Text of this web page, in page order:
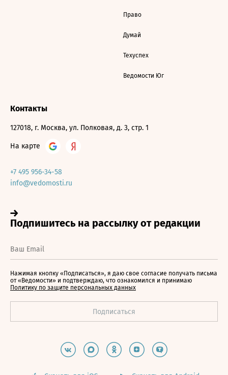
Право
Думай
Техуспех
Ведомости Юг
Контакты
127018, г. Москва, ул. Полковая, д. 3, стр. 1
На карте
+7 495 956-34-58
info@vedomosti.ru
Нажимая кнопку «Подписаться», я даю свое согласие получать письма
от «Ведомости» и подтверждаю, что ознакомился и принимаю
Политику по защите персональных данных